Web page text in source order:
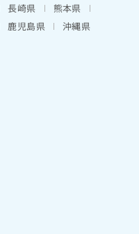
長崎県
熊本県
鹿児島県 沖縄県